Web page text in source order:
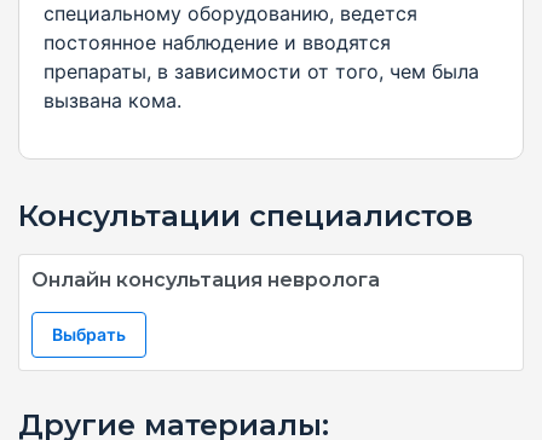
специальному оборудованию, ведется
постоянное наблюдение и вводятся
препараты, в зависимости от того, чем была
вызвана кома.
Консультации специалистов
Онлайн консультация невролога
Выбрать
Другие материалы: